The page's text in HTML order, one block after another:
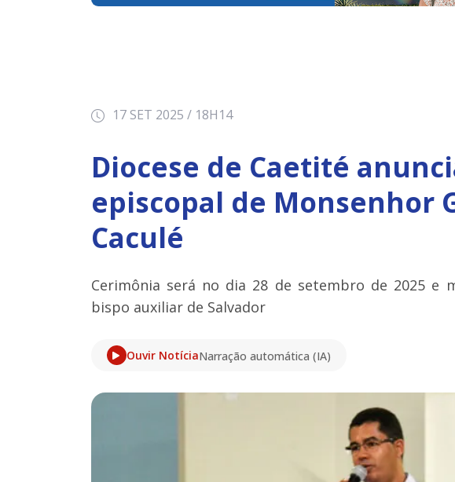
17 SET 2025 / 18H14
Diocese de Caetité
episcopal de Monsenhor
Caculé
Cerimônia será no dia 28 de setembro de 2025 e
bispo auxiliar de Salvador
Ouvir NotíciaNarração automática (IA)